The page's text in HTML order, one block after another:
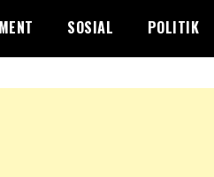
SOSIAL POLITIK